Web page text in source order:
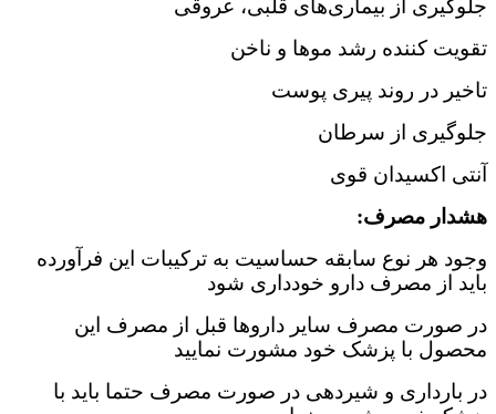
جلوگیری از بیماری‌های قلبی، عروقی
تقویت کننده رشد موها و ناخن
تاخیر در روند پیری پوست
جلوگیری از سرطان
آنتی اکسیدان قوی
هشدار مصرف:
وجود هر نوع سابقه حساسیت به ترکیبات این فرآورده
باید از مصرف دارو خودداری شود
در صورت مصرف سایر داروها قبل از مصرف این
محصول با پزشک خود مشورت نمایید
در بارداری و شیردهی در صورت مصرف حتما باید با